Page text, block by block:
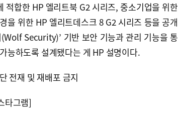
적합한 HP 엘리트북 G2 시리즈, 중소기업을 위한
을 위한 HP 엘리트데스크 8 G2 시리즈 등을 공개
Security)’ 기반 보안 기능과 관리 기능을 통
능하도록 설계됐다는 게 HP 설명이다.
재 및 재배포 금지
타그램]